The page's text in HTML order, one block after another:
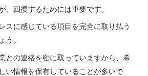
、回復するためには重要です。
スに感じている項目を完全に取り払う
う。
との連絡を密に取っていますから、希
い情報を保有していることが多いで